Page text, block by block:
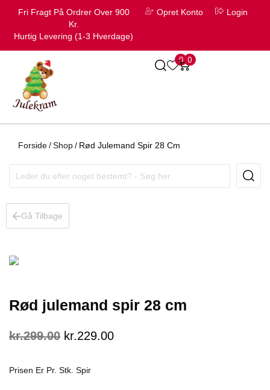
Fri Fragt På Ordrer Over 900
Kr.
Hurtig Levering (1-3 Hverdage)
Opret Konto Login
0 0
Forside/Shop/ Rød Julemand Spir 28 Cm
Gå Tilbage
Rød julemand spir 28 cm
kr.299.00 kr.229.00
Prisen Er Pr. Stk. Spir